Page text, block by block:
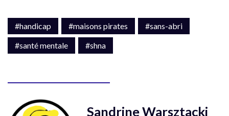
#handicap #maisons pirates
#sans-abri
#santé mentale
#shna
Sandrine Warsztacki